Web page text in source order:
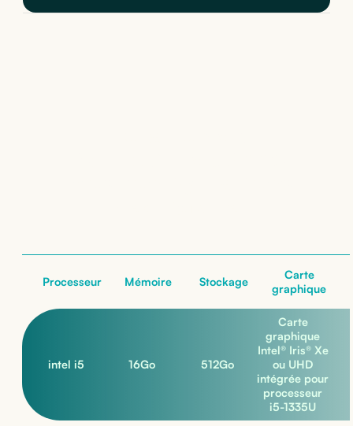
Processeur Mémoire Stockage
Carte
graphique
intel i5 16Go 512Go
Carte
graphique
Intel® Iris® Xe
ou UHD
intégrée pour
processeur
i5-1335U